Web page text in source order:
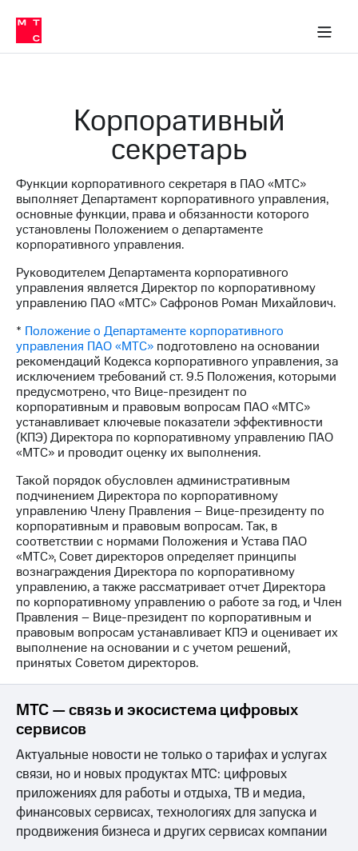
Медиа-центр
и акционерам
Устойчивое развитие
Комплаенс и деловая этика
компании
Карьера
в МТС
История
Руководство
региона
Правовая
Контакты
Медиа-центр
Пресс-
релизы
МТС
о технологиях
Достижения
Интервью
Финансовая
отчетность
Контакты
Новости
в
регионе
и акционерам
Корпоративное
управление
Корпоративный
секретарь
Раскрытие
информации
Информация
Документы
ПАО
"МТС"
Собрания
акционеров
в МТС
МТС
о технологиях
Корпоративный
секретарь
Функции корпоративного секретаря в ПАО «МТС»
выполняет Департамент корпоративного управления,
основные функции, права и обязанности которого
установлены Положением о департаменте
корпоративного управления.
Руководителем Департамента корпоративного
управления является Директор по корпоративному
управлению ПАО «МТС» Сафронов Роман Михайлович.
* Положение о Департаменте корпоративного
управления ПАО «МТС» подготовлено на основании
рекомендаций Кодекса корпоративного управления, за
исключением требований ст. 9.5 Положения, которыми
предусмотрено, что Вице-президент по
корпоративным и правовым вопросам ПАО «МТС»
устанавливает ключевые показатели эффективности
(КПЭ) Директора по корпоративному управлению ПАО
«МТС» и проводит оценку их выполнения.
Такой порядок обусловлен административным
подчинением Директора по корпоративному
управлению Члену Правления – Вице-президенту по
корпоративным и правовым вопросам. Так, в
соответствии с нормами Положения и Устава ПАО
«МТС», Совет директоров определяет принципы
вознаграждения Директора по корпоративному
управлению, а также рассматривает отчет Директора
по корпоративному управлению о работе за год, и Член
Правления – Вице-президент по корпоративным и
правовым вопросам устанавливает КПЭ и оценивает их
выполнение на основании и с учетом решений,
принятых Советом директоров.
МТС — связь и экосистема цифровых
сервисов
Актуальные новости не только о тарифах и услугах
связи, но и новых продуктах МТС: цифровых
приложениях для работы и отдыха, ТВ и медиа,
финансовых сервисах, технологиях для запуска и
продвижения бизнеса и других сервисах компании